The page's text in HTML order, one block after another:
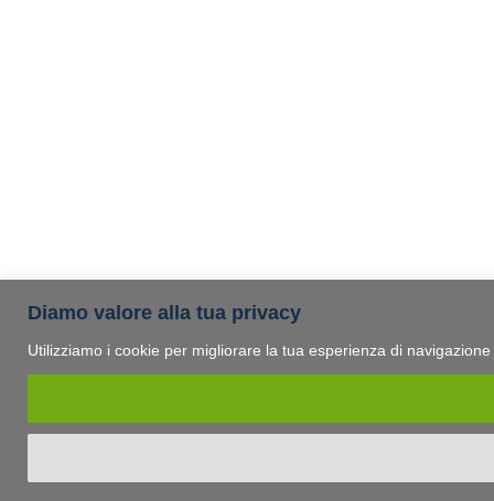
Diamo valore alla tua privacy
Utilizziamo i cookie per migliorare la tua esperienza di